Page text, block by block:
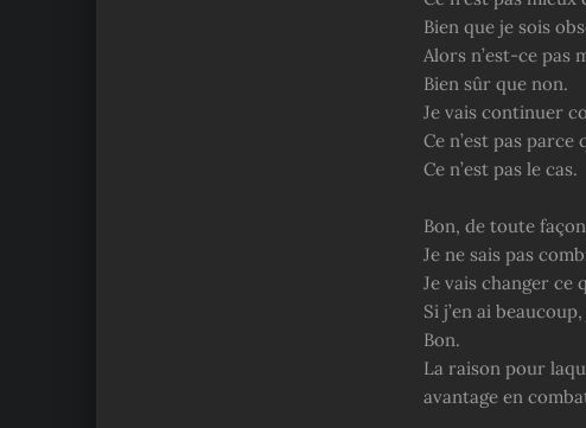
Bien que je sois
Alors n’est-ce pas
Bien sûr que non.
Je vais continuer
Ce n’est pas
Ce n’est pas le cas.
Bon, de toute
Je ne sais pas
Je vais changer ce
Si j’en ai
Bon.
La raison pour
avantage en